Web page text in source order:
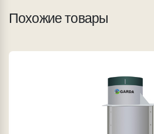
Похожие товары